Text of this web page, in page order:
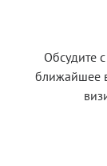
Обсудите
ближайшее